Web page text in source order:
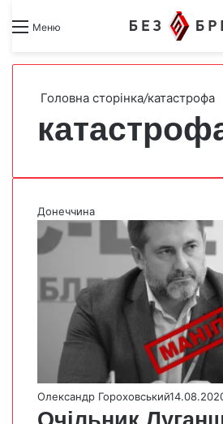
Меню Search forSwitch skin
Головна сторінка/катастрофа
Донеччина
Олександр Гороховський